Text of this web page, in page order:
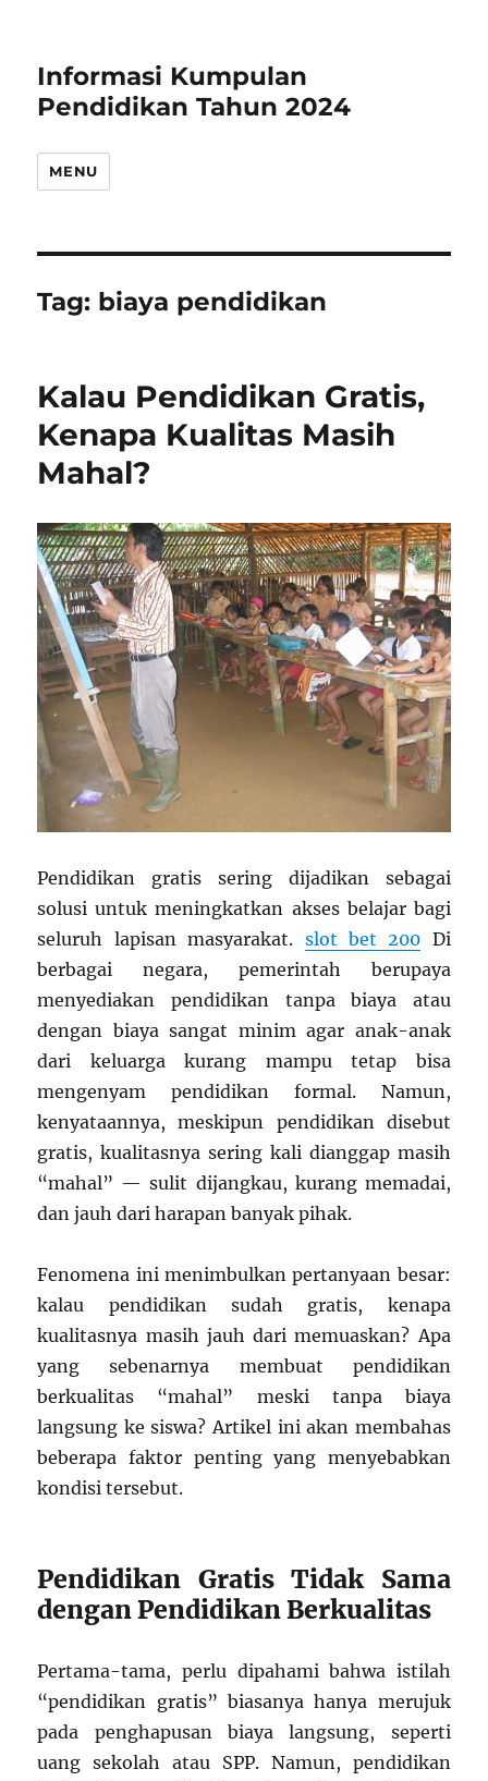
Informasi Kumpulan
Pendidikan Tahun 2024
MENU
Tag: biaya pendidikan
Kalau Pendidikan Gratis,
Kenapa Kualitas Masih
Mahal?
Pendidikan gratis sering dijadikan sebagai
solusi untuk meningkatkan akses belajar bagi
seluruh lapisan masyarakat. slot bet 200 Di
berbagai negara, pemerintah berupaya
menyediakan pendidikan tanpa biaya atau
dengan biaya sangat minim agar anak-anak
dari keluarga kurang mampu tetap bisa
mengenyam pendidikan formal. Namun,
kenyataannya, meskipun pendidikan disebut
gratis, kualitasnya sering kali dianggap masih
“mahal” — sulit dijangkau, kurang memadai,
dan jauh dari harapan banyak pihak.
Fenomena ini menimbulkan pertanyaan besar:
kalau pendidikan sudah gratis, kenapa
kualitasnya masih jauh dari memuaskan? Apa
yang sebenarnya membuat pendidikan
berkualitas “mahal” meski tanpa biaya
langsung ke siswa? Artikel ini akan membahas
beberapa faktor penting yang menyebabkan
kondisi tersebut.
Pendidikan Gratis Tidak Sama
dengan Pendidikan Berkualitas
Pertama-tama, perlu dipahami bahwa istilah
“pendidikan gratis” biasanya hanya merujuk
pada penghapusan biaya langsung, seperti
uang sekolah atau SPP. Namun, pendidikan